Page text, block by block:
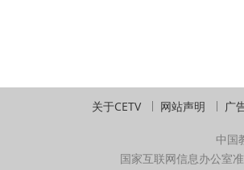
关于CETV 网站声明 广
中国
国家互联网信息办公室